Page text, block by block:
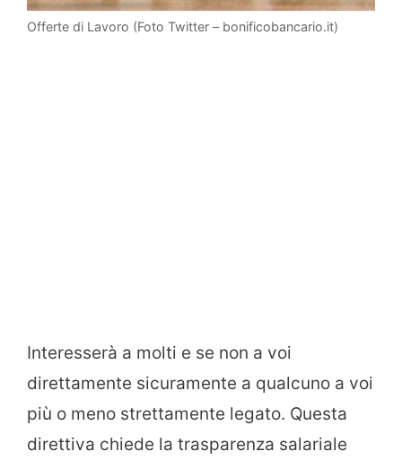
Offerte di Lavoro (Foto Twitter – bonificobancario.it)
Interesserà a molti e se non a voi
direttamente sicuramente a qualcuno a voi
più o meno strettamente legato. Questa
direttiva chiede la trasparenza salariale